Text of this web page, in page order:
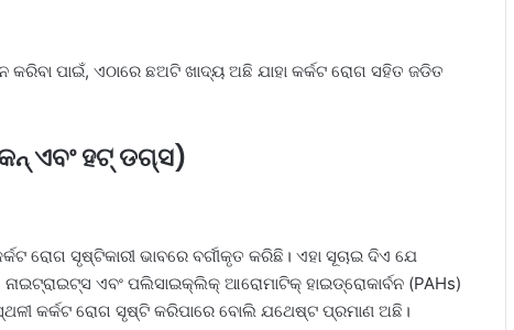
ପାଇଁ, ଏଠାରେ ଛଅଟି ଖାଦ୍ୟ ଅଛି ଯାହା କର୍କଟ ରୋଗ ସହିତ ଜଡିତ
ଏବଂ ହଟ୍ ଡଗ୍ସ)
ରୋଗ ସୃଷ୍ଟିକାରୀ ଭାବରେ ବର୍ଗୀକୃତ କରିଛି। ଏହା ସୂଚାଇ ଦିଏ ଯେ
ଏବଂ ପଲିସାଇକ୍ଲିକ୍ ଆରୋମାଟିକ୍ ହାଇଡ୍ରୋକାର୍ବନ (PAHs)
କର୍କଟ ରୋଗ ସୃଷ୍ଟି କରିପାରେ ବୋଲି ଯଥେଷ୍ଟ ପ୍ରମାଣ ଅଛି।